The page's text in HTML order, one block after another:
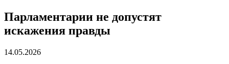
Парламентарии не допустят
искажения правды
14.05.2026